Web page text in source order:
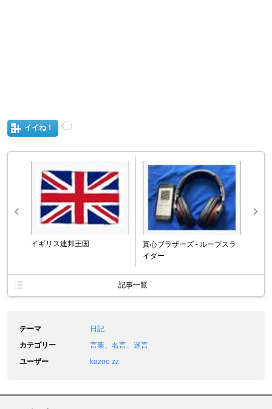
イイね！
イギリス連邦王国
真心ブラザーズ - ループスラ
イダー
記事一覧
テーマ
日記
カテゴリー
言葉、名言、迷言
ユーザー
kazoo zz